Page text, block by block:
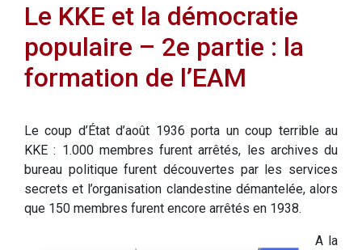
Le KKE et la démocratie
populaire – 2e partie : la
formation de l’EAM
Le coup d’État d’août 1936 porta un coup terrible au
KKE : 1.000 membres furent arrêtés, les archives du
bureau politique furent découvertes par les services
secrets et l’organisation clandestine démantelée, alors
que 150 membres furent encore arrêtés en 1938.
A la